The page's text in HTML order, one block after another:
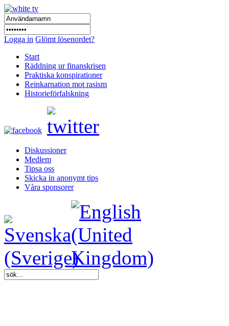
Logga in Glömt lösenordet?
Start
Räddning ur finanskrisen
Praktiska konspirationer
Reinkarnation mot rasism
Historieförfalskning
Diskussioner
Medlem
Tipsa oss
Skicka in anonymt tips
Våra sponsorer